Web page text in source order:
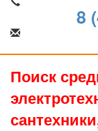
8
Поиск